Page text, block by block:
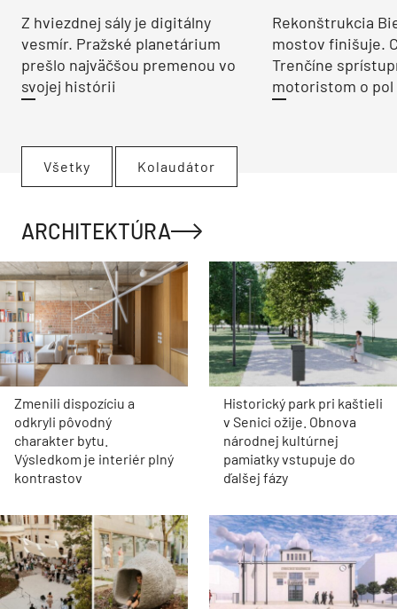
Z hviezdnej sály je digitálny
vesmír. Pražské planetárium
prešlo najväčšou premenou vo
svojej histórii
Rekonštrukcia
mostov finišuje.
Trenčíne
motoristom o pol
Všetky Kolaudátor
ARCHITEKTÚRA
Zmenili dispozíciu a
odkryli pôvodný
charakter bytu.
Výsledkom je interiér plný
kontrastov
Historický park pri kaštieli
v Senici ožije. Obnova
národnej kultúrnej
pamiatky vstupuje do
ďalšej fázy